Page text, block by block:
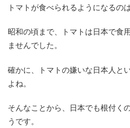
トマトが食べられるようになるの
昭和の頃まで、トマトは日本で食
ませんでした。
確かに、トマトの嫌いな日本人と
よね。
そんなことから、日本でも根付く
うです。